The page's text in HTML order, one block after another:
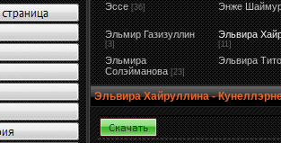
Эссе [36] Энже
Эльмир Газизуллин
[3]
Эльвира
[11]
Эльмира
Солэйманова [23]
Эльвира
Эльвира Хайруллина -